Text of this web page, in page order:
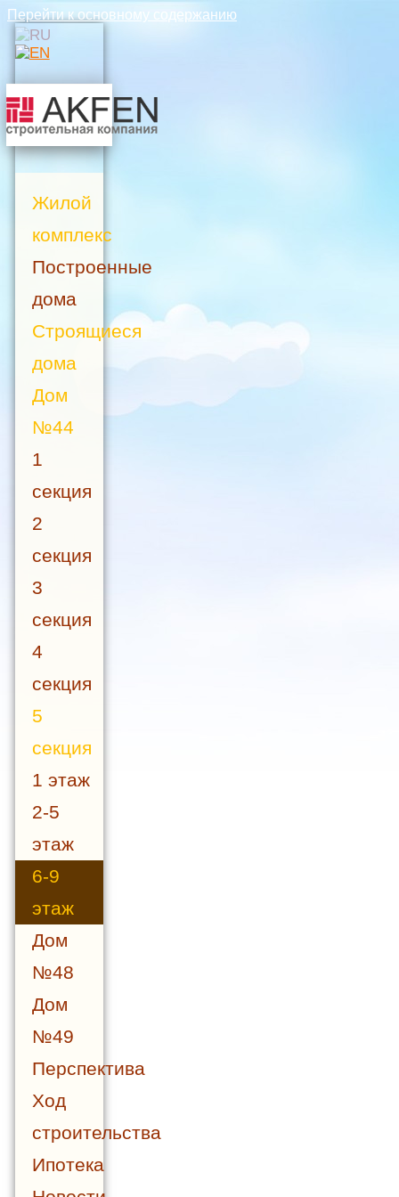
Перейти к основному содержанию
Жилой
комплекс
Построенные
дома
Строящиеся
дома
Дом
№44
1
секция
2
секция
3
секция
4
секция
5
секция
1 этаж
2-5
этаж
6-9
этаж
Дом
№48
Дом
№49
Перспектива
Ход
строительства
Ипотека